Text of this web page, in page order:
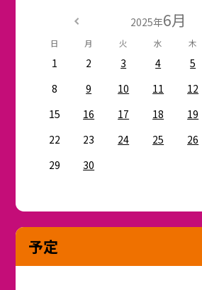
2025年6月
日 月 火 水 木
1 2 3 4 5
8
9 10 11 12
15
16 17 18 19
22
23 24 25 26
29
30
予定